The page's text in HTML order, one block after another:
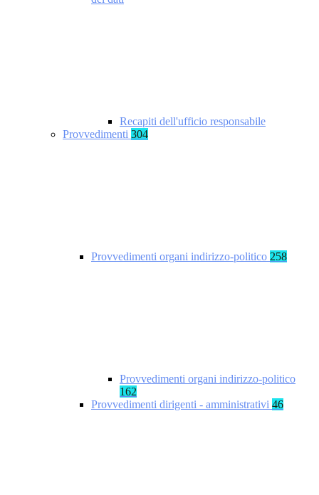
Recapiti dell'ufficio responsabile
Provvedimenti 304
Provvedimenti organi indirizzo-politico 258
Provvedimenti organi indirizzo-politico
162
Provvedimenti dirigenti - amministrativi 46